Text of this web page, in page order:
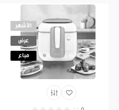
الأشهر
عرض
مباع